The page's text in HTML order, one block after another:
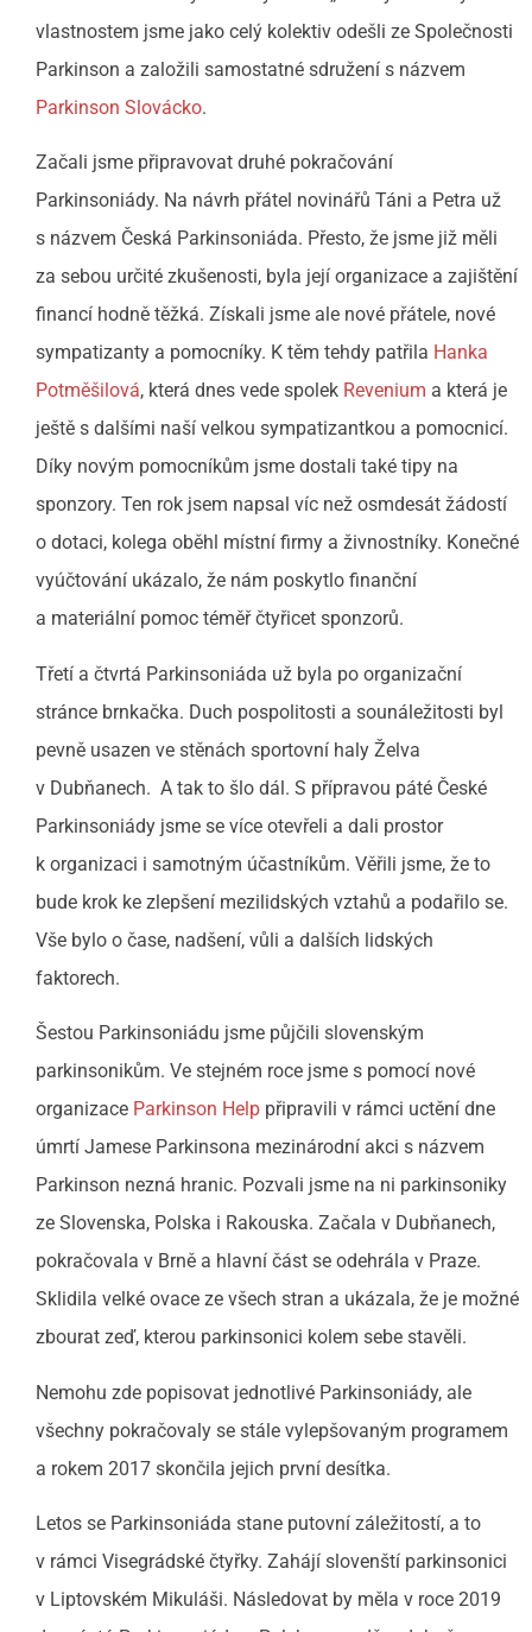
vlastnostem jsme jako celý kolektiv odešli ze Společnosti
Parkinson a založili samostatné sdružení s názvem
Parkinson Slovácko.
Začali jsme připravovat druhé pokračování
Parkinsoniády. Na návrh přátel novinářů Táni a Petra už
s názvem Česká Parkinsoniáda. Přesto, že jsme již měli
za sebou určité zkušenosti, byla její organizace a zajištění
financí hodně těžká. Získali jsme ale nové přátele, nové
sympatizanty a pomocníky. K těm tehdy patřila Hanka
Potměšilová, která dnes vede spolek Revenium a která je
ještě s dalšími naší velkou sympatizantkou a pomocnicí.
Díky novým pomocníkům jsme dostali také tipy na
sponzory. Ten rok jsem napsal víc než osmdesát žádostí
o dotaci, kolega oběhl místní firmy a živnostníky. Konečné
vyúčtování ukázalo, že nám poskytlo finanční
a materiální pomoc téměř čtyřicet sponzorů.
Třetí a čtvrtá Parkinsoniáda už byla po organizační
stránce brnkačka. Duch pospolitosti a sounáležitosti byl
pevně usazen ve stěnách sportovní haly Želva
v Dubňanech. A tak to šlo dál. S přípravou páté České
Parkinsoniády jsme se více otevřeli a dali prostor
k organizaci i samotným účastníkům. Věřili jsme, že to
bude krok ke zlepšení mezilidských vztahů a podařilo se.
Vše bylo o čase, nadšení, vůli a dalších lidských
faktorech.
Šestou Parkinsoniádu jsme půjčili slovenským
parkinsonikům. Ve stejném roce jsme s pomocí nové
organizace Parkinson Help připravili v rámci uctění dne
úmrtí Jamese Parkinsona mezinárodní akci s názvem
Parkinson nezná hranic. Pozvali jsme na ni parkinsoniky
ze Slovenska, Polska i Rakouska. Začala v Dubňanech,
pokračovala v Brně a hlavní část se odehrála v Praze.
Sklidila velké ovace ze všech stran a ukázala, že je možné
zbourat zeď, kterou parkinsonici kolem sebe stavěli.
Nemohu zde popisovat jednotlivé Parkinsoniády, ale
všechny pokračovaly se stále vylepšovaným programem
a rokem 2017 skončila jejich první desítka.
Letos se Parkinsoniáda stane putovní záležitostí, a to
v rámci Visegrádské čtyřky. Zahájí slovenští parkinsonici
v Liptovském Mikuláši. Následovat by měla v roce 2019